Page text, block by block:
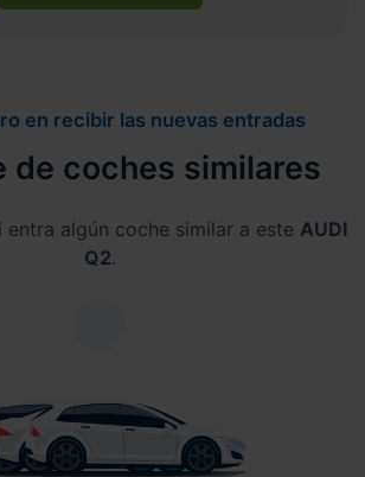
en recibir las nuevas entradas
de coches similares
entra algún coche similar a este AUDI
Q2.